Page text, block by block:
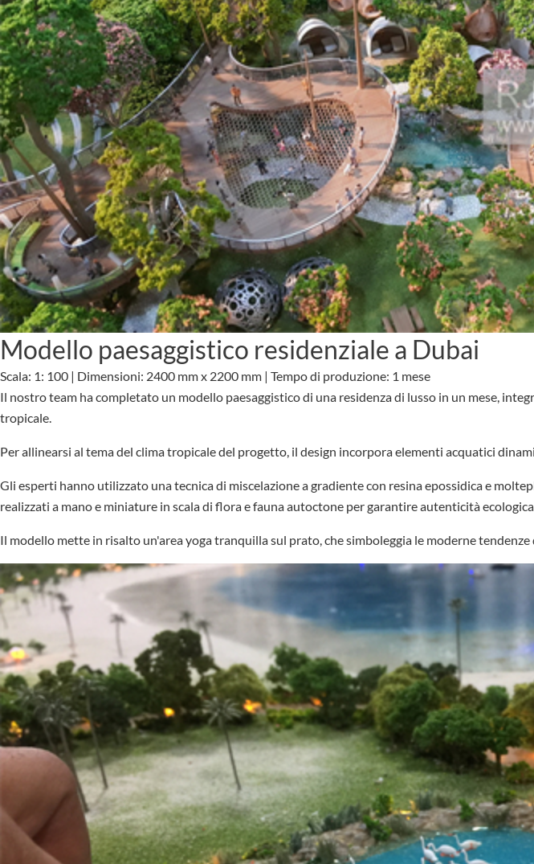
Modello paesaggistico residenziale a Dubai
Scala: 1: 100 | Dimensioni: 2400 mm x 2200 mm | Tempo di produzione: 1 mese
Il nostro team ha completato un modello paesaggistico di una residenza di lusso in un mese,
tropicale.
Per allinearsi al tema del clima tropicale del progetto, il design incorpora elementi acquatici
Gli esperti hanno utilizzato una tecnica di miscelazione a gradiente con resina epossidica e
realizzati a mano e miniature in scala di flora e fauna autoctone per garantire autenticità ecologica.
Il modello mette in risalto un'area yoga tranquilla sul prato, che simboleggia le moderne